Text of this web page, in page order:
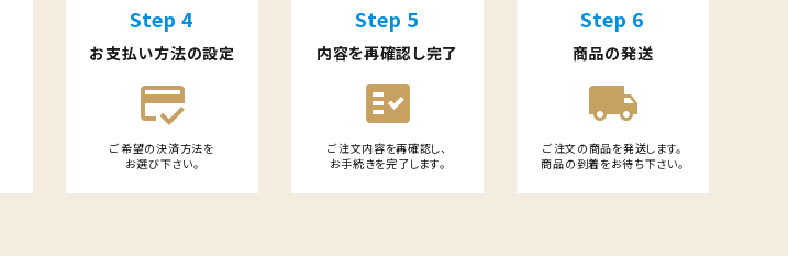
Step 4
お支払い方法の設定
credit_score
ご希望の決済方法を
お選び下さい。
Step 5
内容を再確認し完了
fact_check
ご注文内容を再確認し、
お手続きを完了します。
Step 6
商品の発送
local_shipping
ご注文の商品を発送します。
商品の到着をお待ち下さい。